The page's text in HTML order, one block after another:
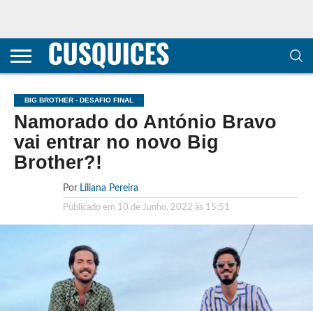
CONTACTOS
HOME
POLÍTICA DE
E COOKIES
SOBRE
TERMOS E
TRANSPARÊNCIA
METODOLOGIA
BIG BROTHER - DESAFIO FINAL
Namorado do António Bravo
vai entrar no novo Big
Brother?!
Por Liliana Pereira
Publicado em 10 de Junho, 2022 às 15:51